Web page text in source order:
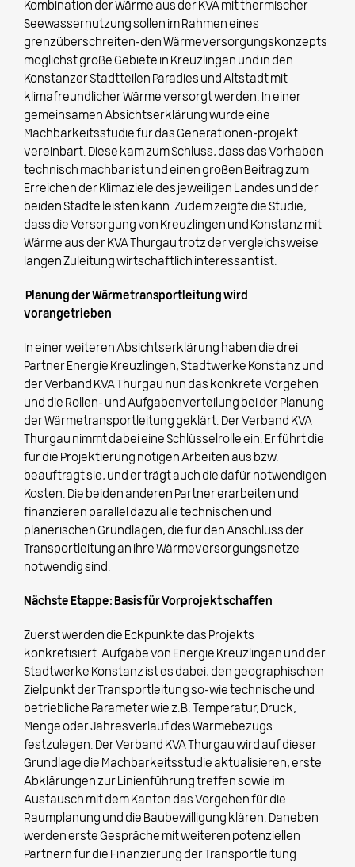
Kombination der Wärme aus der KVA mit thermischer
Seewassernutzung sollen im Rahmen eines
grenzüberschreiten-den Wärmeversorgungskonzepts
möglichst große Gebiete in Kreuzlingen und in den
Konstanzer Stadtteilen Paradies und Altstadt mit
klimafreundlicher Wärme versorgt werden. In einer
gemeinsamen Absichtserklärung wurde eine
Machbarkeitsstudie für das Generationen-projekt
vereinbart. Diese kam zum Schluss, dass das Vorhaben
technisch machbar ist und einen großen Beitrag zum
Erreichen der Klimaziele des jeweiligen Landes und der
beiden Städte leisten kann. Zudem zeigte die Studie,
dass die Versorgung von Kreuzlingen und Konstanz mit
Wärme aus der KVA Thurgau trotz der vergleichsweise
langen Zuleitung wirtschaftlich interessant ist.
Planung der Wärmetransportleitung wird
vorangetrieben
In einer weiteren Absichtserklärung haben die drei
Partner Energie Kreuzlingen, Stadtwerke Konstanz und
der Verband KVA Thurgau nun das konkrete Vorgehen
und die Rollen- und Aufgabenverteilung bei der Planung
der Wärmetransportleitung geklärt. Der Verband KVA
Thurgau nimmt dabei eine Schlüsselrolle ein. Er führt die
für die Projektierung nötigen Arbeiten aus bzw.
beauftragt sie, und er trägt auch die dafür notwendigen
Kosten. Die beiden anderen Partner erarbeiten und
finanzieren parallel dazu alle technischen und
planerischen Grundlagen, die für den Anschluss der
Transportleitung an ihre Wärmeversorgungsnetze
notwendig sind.
Nächste Etappe: Basis für Vorprojekt schaffen
Zuerst werden die Eckpunkte das Projekts
konkretisiert. Aufgabe von Energie Kreuzlingen und der
Stadtwerke Konstanz ist es dabei, den geographischen
Zielpunkt der Transportleitung so-wie technische und
betriebliche Parameter wie z.B. Temperatur, Druck,
Menge oder Jahresverlauf des Wärmebezugs
festzulegen. Der Verband KVA Thurgau wird auf dieser
Grundlage die Machbarkeitsstudie aktualisieren, erste
Abklärungen zur Linienführung treffen sowie im
Austausch mit dem Kanton das Vorgehen für die
Raumplanung und die Baubewilligung klären. Daneben
werden erste Gespräche mit weiteren potenziellen
Partnern für die Finanzierung der Transportleitung